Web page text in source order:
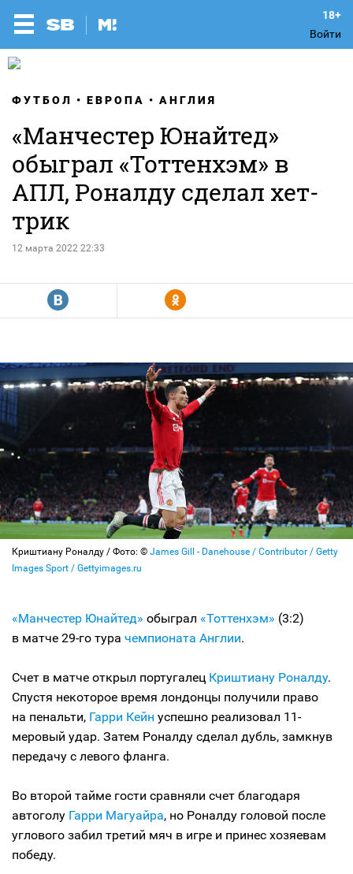
Войти
ФУТБОЛ ЕВРОПА АНГЛИЯ
«Манчестер Юнайтед»
обыграл «Тоттенхэм» в
АПЛ, Роналду сделал хет-
трик
12 марта 2022 22:33
R Y
Криштиану Роналду / Фото: © James Gill - Danehouse / Contributor / Getty
Images Sport / Gettyimages.ru
«Манчестер Юнайтед» обыграл «Тоттенхэм» (3:2)
в матче 29-го тура чемпионата Англии.
Счет в матче открыл португалец Криштиану Роналду.
Спустя некоторое время лондонцы получили право
на пенальти, Гарри Кейн успешно реализовал 11-
меровый удар. Затем Роналду сделал дубль, замкнув
передачу с левого фланга.
Во второй тайме гости сравняли счет благодаря
автоголу Гарри Магуайра, но Роналду головой после
углового забил третий мяч в игре и принес хозяевам
победу.